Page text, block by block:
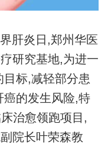
肝炎日,郑州华医
研究基地,为进一
标,减轻部分患
癌的发生风险,特
治愈领跑项目,
院长叶荣森教